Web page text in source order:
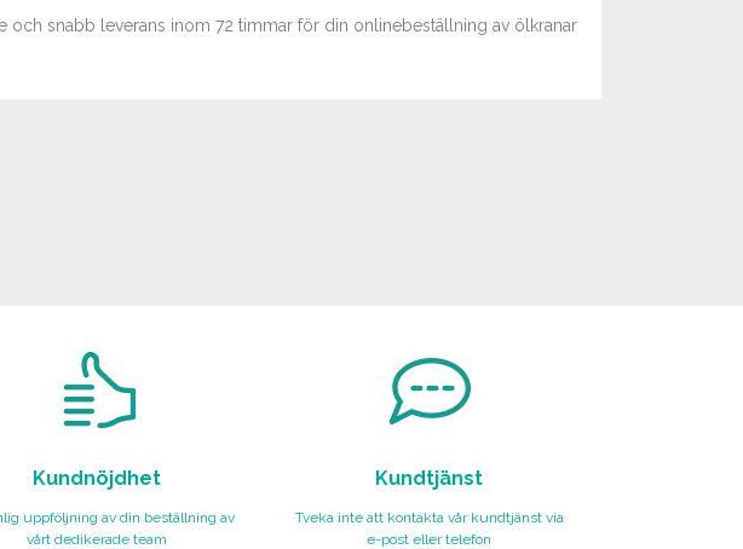
och snabb leverans inom 72 timmar för din onlinebeställning av ölkranar
Kundnöjdhet
uppföljning av din beställning av
vårt dedikerade team
Kundtjänst
Tveka inte att kontakta vår kundtjänst via
e-post eller telefon